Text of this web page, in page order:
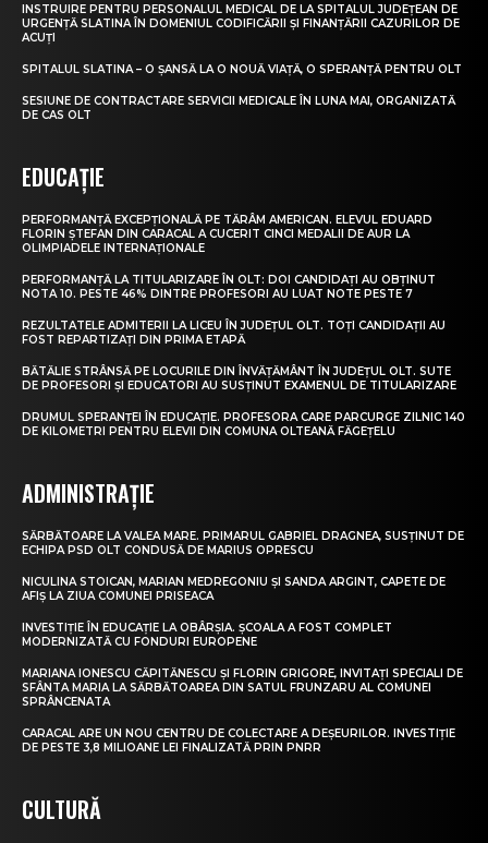
INSTRUIRE PENTRU PERSONALUL MEDICAL DE LA SPITALUL JUDEȚEAN DE
URGENȚĂ SLATINA ÎN DOMENIUL CODIFICĂRII ȘI FINANȚĂRII CAZURILOR DE
ACUȚI
SPITALUL SLATINA – O ȘANSĂ LA O NOUĂ VIAȚĂ, O SPERANȚĂ PENTRU OLT
SESIUNE DE CONTRACTARE SERVICII MEDICALE ÎN LUNA MAI, ORGANIZATĂ
DE CAS OLT
EDUCAȚIE
PERFORMANȚĂ EXCEPȚIONALĂ PE TĂRÂM AMERICAN. ELEVUL EDUARD
FLORIN ȘTEFAN DIN CARACAL A CUCERIT CINCI MEDALII DE AUR LA
OLIMPIADELE INTERNAȚIONALE
PERFORMANȚĂ LA TITULARIZARE ÎN OLT: DOI CANDIDAȚI AU OBȚINUT
NOTA 10. PESTE 46% DINTRE PROFESORI AU LUAT NOTE PESTE 7
REZULTATELE ADMITERII LA LICEU ÎN JUDEȚUL OLT. TOȚI CANDIDAȚII AU
FOST REPARTIZAȚI DIN PRIMA ETAPĂ
BĂTĂLIE STRÂNSĂ PE LOCURILE DIN ÎNVĂȚĂMÂNT ÎN JUDEȚUL OLT. SUTE
DE PROFESORI ȘI EDUCATORI AU SUSȚINUT EXAMENUL DE TITULARIZARE
DRUMUL SPERANȚEI ÎN EDUCAȚIE. PROFESORA CARE PARCURGE ZILNIC 140
DE KILOMETRI PENTRU ELEVII DIN COMUNA OLTEANĂ FĂGEȚELU
ADMINISTRAȚIE
SĂRBĂTOARE LA VALEA MARE. PRIMARUL GABRIEL DRAGNEA, SUSȚINUT DE
ECHIPA PSD OLT CONDUSĂ DE MARIUS OPRESCU
NICULINA STOICAN, MARIAN MEDREGONIU ȘI SANDA ARGINT, CAPETE DE
AFIȘ LA ZIUA COMUNEI PRISEACA
INVESTIȚIE ÎN EDUCAȚIE LA OBÂRȘIA. ȘCOALA A FOST COMPLET
MODERNIZATĂ CU FONDURI EUROPENE
MARIANA IONESCU CĂPITĂNESCU ȘI FLORIN GRIGORE, INVITAȚI SPECIALI DE
SFÂNTA MARIA LA SĂRBĂTOAREA DIN SATUL FRUNZARU AL COMUNEI
SPRÂNCENATA
CARACAL ARE UN NOU CENTRU DE COLECTARE A DEȘEURILOR. INVESTIȚIE
DE PESTE 3,8 MILIOANE LEI FINALIZATĂ PRIN PNRR
CULTURĂ